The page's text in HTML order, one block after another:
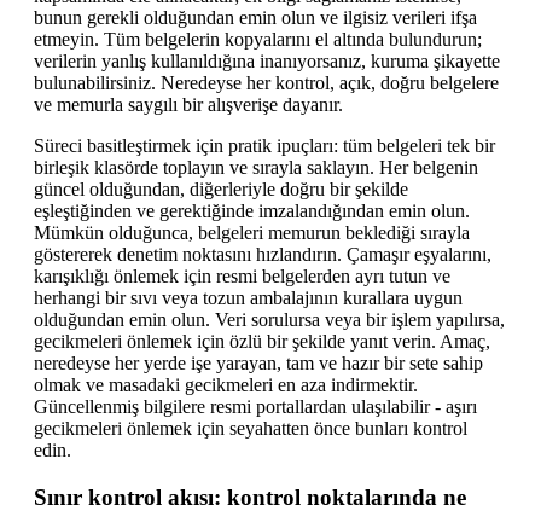
bunun gerekli olduğundan emin olun ve ilgisiz verileri ifşa
etmeyin. Tüm belgelerin kopyalarını el altında bulundurun;
verilerin yanlış kullanıldığına inanıyorsanız, kuruma şikayette
bulunabilirsiniz. Neredeyse her kontrol, açık, doğru belgelere
ve memurla saygılı bir alışverişe dayanır.
Süreci basitleştirmek için pratik ipuçları: tüm belgeleri tek bir
birleşik klasörde toplayın ve sırayla saklayın. Her belgenin
güncel olduğundan, diğerleriyle doğru bir şekilde
eşleştiğinden ve gerektiğinde imzalandığından emin olun.
Mümkün olduğunca, belgeleri memurun beklediği sırayla
göstererek denetim noktasını hızlandırın. Çamaşır eşyalarını,
karışıklığı önlemek için resmi belgelerden ayrı tutun ve
herhangi bir sıvı veya tozun ambalajının kurallara uygun
olduğundan emin olun. Veri sorulursa veya bir işlem yapılırsa,
gecikmeleri önlemek için özlü bir şekilde yanıt verin. Amaç,
neredeyse her yerde işe yarayan, tam ve hazır bir sete sahip
olmak ve masadaki gecikmeleri en aza indirmektir.
Güncellenmiş bilgilere resmi portallardan ulaşılabilir - aşırı
gecikmeleri önlemek için seyahatten önce bunları kontrol
edin.
Sınır kontrol akışı: kontrol noktalarında ne